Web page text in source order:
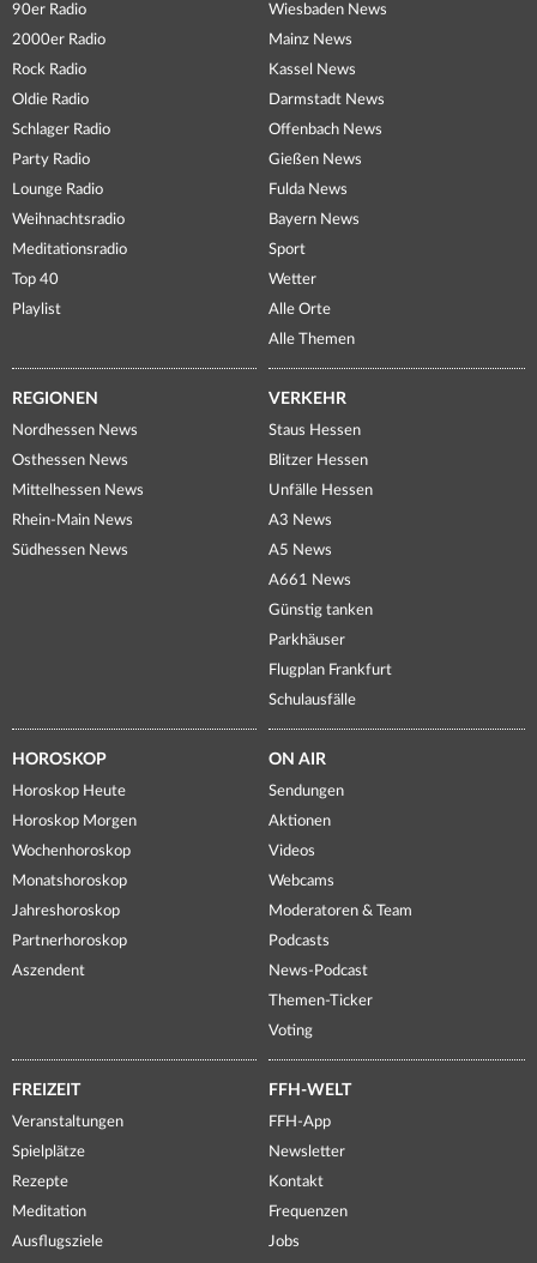
90er Radio
2000er Radio
Rock Radio
Oldie Radio
Schlager Radio
Party Radio
Lounge Radio
Weihnachtsradio
Meditationsradio
Top 40
Playlist
Wiesbaden News
Mainz News
Kassel News
Darmstadt News
Offenbach News
Gießen News
Fulda News
Bayern News
Sport
Wetter
Alle Orte
Alle Themen
REGIONEN
Nordhessen News
Osthessen News
Mittelhessen News
Rhein-Main News
Südhessen News
VERKEHR
Staus Hessen
Blitzer Hessen
Unfälle Hessen
A3 News
A5 News
A661 News
Günstig tanken
Parkhäuser
Flugplan Frankfurt
Schulausfälle
HOROSKOP
Horoskop Heute
Horoskop Morgen
Wochenhoroskop
Monatshoroskop
Jahreshoroskop
Partnerhoroskop
Aszendent
ON AIR
Sendungen
Aktionen
Videos
Webcams
Moderatoren & Team
Podcasts
News-Podcast
Themen-Ticker
Voting
FREIZEIT
Veranstaltungen
Spielplätze
Rezepte
Meditation
Ausflugsziele
FFH-WELT
FFH-App
Newsletter
Kontakt
Frequenzen
Jobs